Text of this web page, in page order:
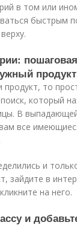
в том или
быстрым
то
который
В
все
и
зайдите в
на него.
и